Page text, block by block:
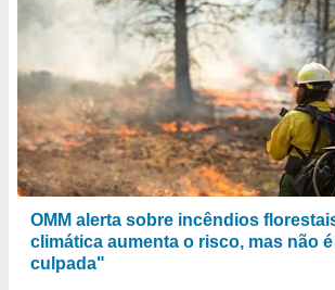
estudos
e
de
1199
OMM alerta sobre incêndios
climática aumenta o risco, mas não
culpada"